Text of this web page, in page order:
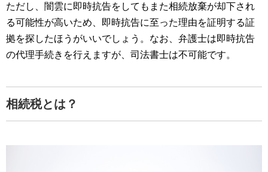
ただし、闇雲に即時抗告をしてもまた相続放棄が却下され
る可能性が高いため、即時抗告に至った理由を証明する証
拠を探したほうがいいでしょう。なお、弁護士は即時抗告
の代理手続きを行えますが、司法書士は不可能です。
相続税とは？